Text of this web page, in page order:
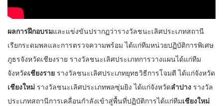
ผลการฝึกอบรมและแข่งขันปรากฏว่ารางวัลชนะเลิศประเภทสถานี
เรียกระดมพลและการตรวจความพร้อม ได้แก่ทีมหน่วยปฏิบัติการพิเศษ
ภูธรจังหวัดเชียงราย รางวัลชนะเลิศประเภทการวางแผนได้แก่ทีม
จังหวัดเชียงราย รางวัลชนะเลิศประเภทยุทธวิธีการโจมตี ได้แก่จังหวัด
เชียงใหม่ รางวัลชนะเลิศประเภทพลซุ่มยิง ได้แก่จังหวัดลำปาง รางวัล
ประเภทสถานีการเคลื่อนกำลังเข้าสู่พื้นที่ปฏิบัติการได้แก่ทีมเชียงใหม่